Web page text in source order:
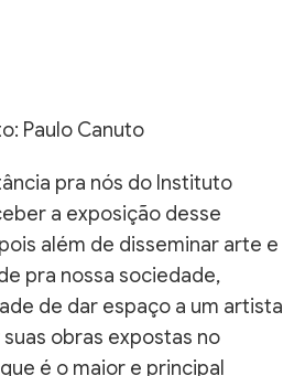
Paulo Canuto
pra nós do Instituto
a exposição desse
além de disseminar arte e
pra nossa sociedade,
de dar espaço a um artista
obras expostas no
é o maior e principal